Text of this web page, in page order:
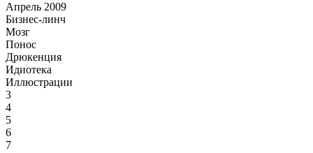
Апрель 2009
Бизнес-линч
Мозг
Понос
Дрюкенция
Идиотека
Иллюстрации
3
4
5
6
7